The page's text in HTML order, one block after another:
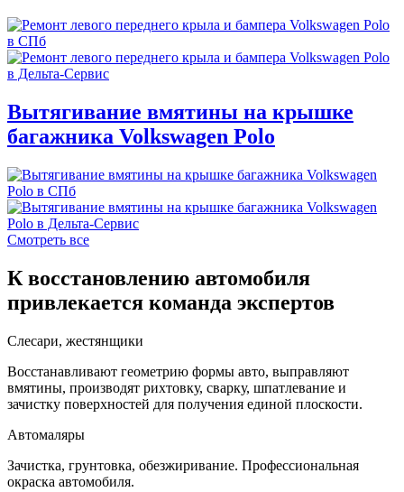
Вытягивание вмятины на крышке
багажника Volkswagen Polo
Смотреть все
К восстановлению автомобиля
привлекается команда экспертов
Слесари, жестянщики
Восстанавливают геометрию формы авто, выправляют
вмятины, производят рихтовку, сварку, шпатлевание и
зачистку поверхностей для получения единой плоскости.
Автомаляры
Зачистка, грунтовка, обезжиривание. Профессиональная
окраска автомобиля.